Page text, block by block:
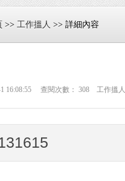
>> 工作搵人 >> 詳細內容
16:08:55 查閱次數： 308 工作搵人